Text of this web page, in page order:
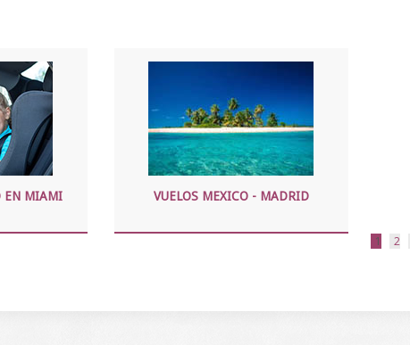
EN MIAMI VUELOS MEXICO - MADRID
1 2